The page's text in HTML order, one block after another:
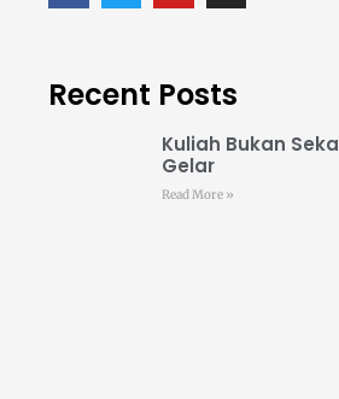
Recent Posts
Kuliah Bukan
Gelar
Read More »